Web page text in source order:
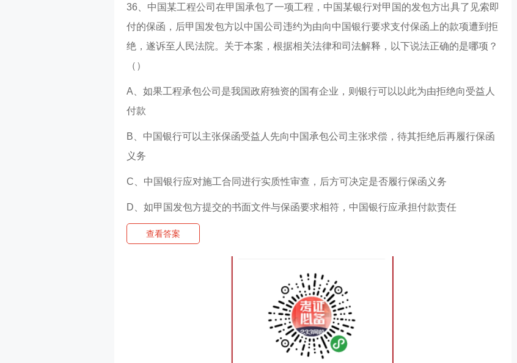
36、中国某工程公司在甲国承包了一项工程，中国某银行对甲国的发包方出具了见索即
付的保函，后甲国发包方以中国公司违约为由向中国银行要求支付保函上的款项遭到拒
绝，遂诉至人民法院。关于本案，根据相关法律和司法解释，以下说法正确的是哪项？
（）
A、如果工程承包公司是我国政府独资的国有企业，则银行可以以此为由拒绝向受益人
付款
B、中国银行可以主张保函受益人先向中国承包公司主张求偿，待其拒绝后再履行保函
义务
C、中国银行应对施工合同进行实质性审查，后方可决定是否履行保函义务
D、如甲国发包方提交的书面文件与保函要求相符，中国银行应承担付款责任
查看答案